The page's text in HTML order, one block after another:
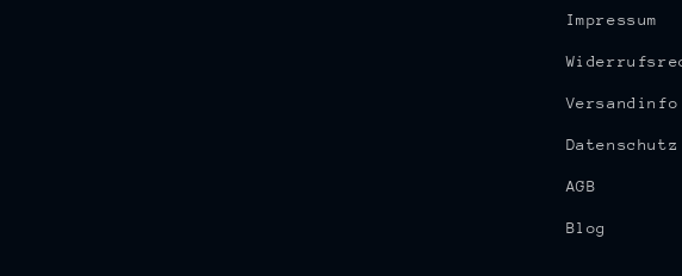
Impressum
Versandinfo
Datenschutz
AGB
Blog